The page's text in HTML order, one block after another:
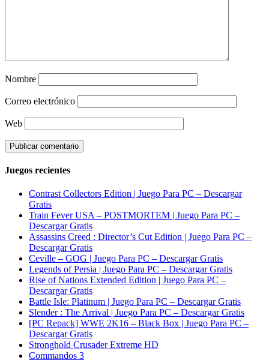
Nombre
Correo electrónico
Web
Juegos recientes
Contrast Collectors Edition | Juego Para PC – Descargar
Gratis
Train Fever USA – POSTMORTEM | Juego Para PC –
Descargar Gratis
Assassins Creed : Director’s Cut Edition | Juego Para PC –
Descargar Gratis
Ceville – GOG | Juego Para PC – Descargar Gratis
Legends of Persia | Juego Para PC – Descargar Gratis
Rise of Nations Extended Edition | Juego Para PC –
Descargar Gratis
Battle Isle: Platinum | Juego Para PC – Descargar Gratis
Slender : The Arrival | Juego Para PC – Descargar Gratis
[PC Repack] WWE 2K16 – Black Box | Juego Para PC –
Descargar Gratis
Stronghold Crusader Extreme HD
Commandos 3